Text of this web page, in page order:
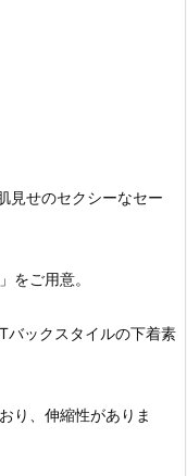
見せのセクシーなセー
をご用意。
バックスタイルの下着素
り、伸縮性がありま